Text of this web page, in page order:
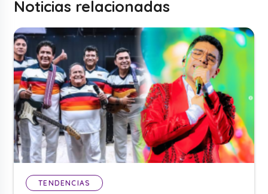
Noticias relacionadas
TENDENCIAS